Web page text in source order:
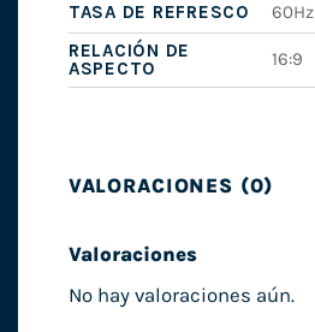
TASA DE REFRESCO
60Hz
RELACIÓN DE
ASPECTO
16:9
VALORACIONES (0)
Valoraciones
No hay valoraciones aún.